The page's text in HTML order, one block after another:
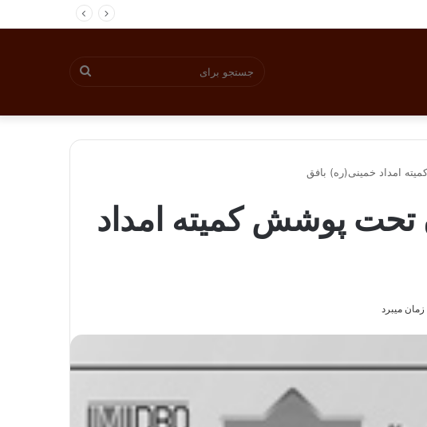
امداد خمینی(ره) بافق
تحت پوشش کمیته امداد